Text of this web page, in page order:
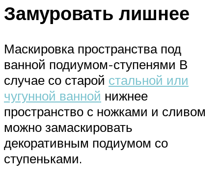
Замуровать лишнее
Маскировка пространства под
ванной подиумом-ступенями В
случае со старой стальной или
чугунной ванной нижнее
пространство с ножками и сливом
можно замаскировать
декоративным подиумом со
ступеньками.